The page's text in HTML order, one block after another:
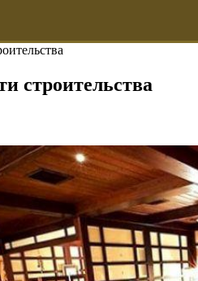
строительства